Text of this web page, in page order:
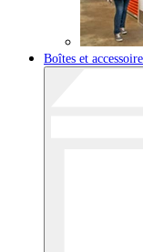
Boîtes et